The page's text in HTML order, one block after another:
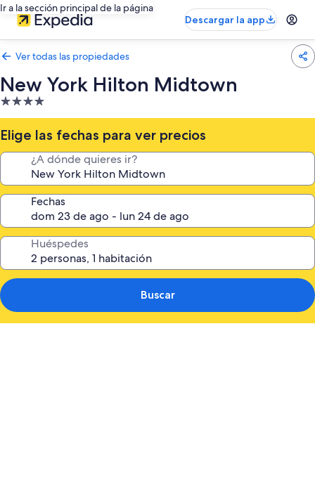
Ir a la sección principal de la página
Descargar la app
Ver todas las propiedades
New York Hilton Midtown
Propiedad
de
4.0
estrellas
Elige las fechas para ver precios
¿A dónde quieres ir?
Fechas
Huéspedes
Buscar